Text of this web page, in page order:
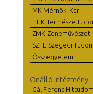
MK Mérnöki Kar
TTIK
ZMK
SZTE Szegedi
Összegyetemi
Önálló intézmény
Gál Ferenc